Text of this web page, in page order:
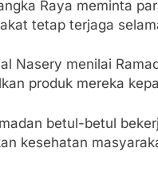
Raya meminta
tetap terjaga
Nasery menilai
produk mereka
betul-betul
kesehatan